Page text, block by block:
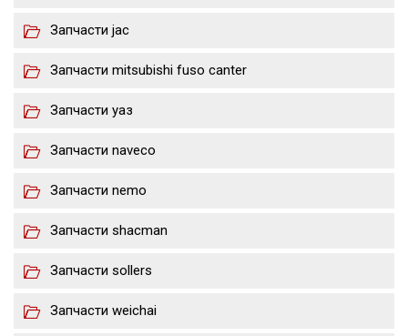
Запчасти jac
Запчасти mitsubishi fuso canter
Запчасти уаз
Запчасти naveco
Запчасти nemo
Запчасти shacman
Запчасти sollers
Запчасти weichai